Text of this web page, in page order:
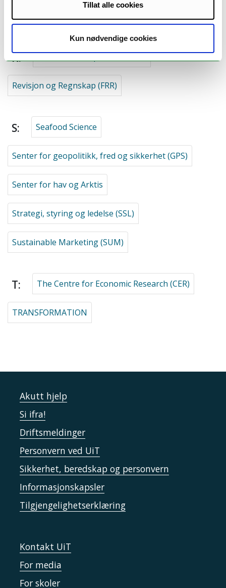
Tillat alle cookies
Kun nødvendige cookies
P:
R: Research Group for Genetics
Revisjon og Regnskap (FRR)
S: Seafood Science
Senter for geopolitikk, fred og sikkerhet (GPS)
Senter for hav og Arktis
Strategi, styring og ledelse (SSL)
Sustainable Marketing (SUM)
T: The Centre for Economic Research (CER)
TRANSFORMATION
Akutt hjelp
Si ifra!
Driftsmeldinger
Personvern ved UiT
Sikkerhet, beredskap og personvern
Informasjonskapsler
Tilgjengelighetserklæring
Kontakt UiT
For media
For skoler